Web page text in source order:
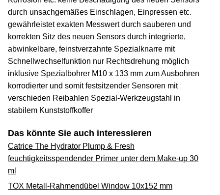
durch unsachgemäßes Einschlagen, Einpressen etc.
gewährleistet exakten Messwert durch sauberen und
korrekten Sitz des neuen Sensors durch integrierte,
abwinkelbare, feinstverzahnte Spezialknarre mit
Schnellwechselfunktion nur Rechtsdrehung möglich
inklusive Spezialbohrer M10 x 133 mm zum Ausbohren
korrodierter und somit festsitzender Sensoren mit
verschieden Reibahlen Spezial-Werkzeugstahl in
stabilem Kunststoffkoffer
Das könnte Sie auch interessieren
Catrice The Hydrator Plump & Fresh
feuchtigkeitsspendender Primer unter dem Make-up 30
ml
TOX Metall-Rahmendübel Window 10x152 mm